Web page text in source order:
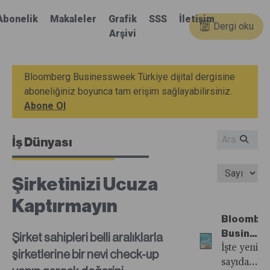
Makaleler
Grafik
Arşivi
SSS İletişim
Dergi oku
Bloomberg Businessweek Türkiye dijital dergisine
aboneliğiniz boyunca tam erişim sağlayabilirsiniz.
Abone Ol
İş Dünyası
Şirketinizi Ucuza
Kaptırmayın
Şirket sahipleri belli aralıklarla
şirketlerine bir nevi check-up
20.
İşte yeni
sayıdan